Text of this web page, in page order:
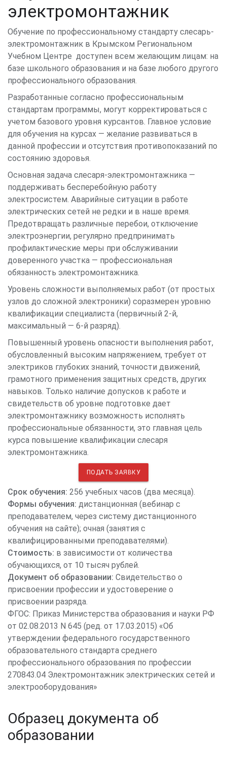
электромонтажник
Обучение по профессиональному стандарту слесарь-
электромонтажник в Крымском Региональном
Учебном Центре доступен всем желающим лицам: на
базе школьного образования и на базе любого другого
профессионального образования.
Разработанные согласно профессиональным
стандартам программы, могут корректироваться с
учетом базового уровня курсантов. Главное условие
для обучения на курсах — желание развиваться в
данной профессии и отсутствия противопоказаний по
состоянию здоровья.
Основная задача слесаря-электромонтажника —
поддерживать бесперебойную работу
электросистем. Аварийные ситуации в работе
электрических сетей не редки и в наше время.
Предотвращать различные перебои, отключение
электроэнергии, регулярно предпринимать
профилактические меры при обслуживании
доверенного участка — профессиональная
обязанность электромонтажника.
Уровень сложности выполняемых работ (от простых
узлов до сложной электроники) соразмерен уровню
квалификации специалиста (первичный 2-й,
максимальный — 6-й разряд).
Повышенный уровень опасности выполнения работ,
обусловленный высоким напряжением, требует от
электриков глубоких знаний, точности движений,
грамотного применения защитных средств, других
навыков. Только наличие допусков к работе и
свидетельств об уровне подготовке дает
электромонтажнику возможность исполнять
профессиональные обязанности, это главная цель
курса повышение квалификации слесаря
электромонтажника.
ПОДАТЬ ЗАЯВКУ
Срок обучения: 256 учебных часов (два месяца).
Формы обучения: дистанционная (вебинар с
преподавателем, через систему дистанционного
обучения на сайте); очная (занятия с
квалифицированными преподавателями).
Стоимость: в зависимости от количества
обучающихся, от 10 тысяч рублей.
Документ об образовании: Свидетельство о
присвоении профессии и удостоверение о
присвоении разряда.
ФГОС: Приказ Министерства образования и науки РФ
от 02.08.2013 N 645 (ред. от 17.03.2015) «Об
утверждении федерального государственного
образовательного стандарта среднего
профессионального образования по профессии
270843.04 Электромонтажник электрических сетей и
электрооборудования»
Образец документа об
образовании